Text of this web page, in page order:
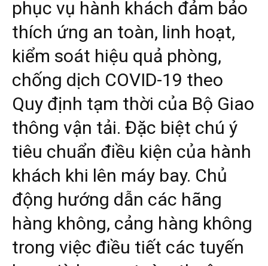
phục vụ hành khách đảm bảo
thích ứng an toàn, linh hoạt,
kiểm soát hiệu quả phòng,
chống dịch COVID-19 theo
Quy định tạm thời của Bộ Giao
thông vận tải. Đặc biệt chú ý
tiêu chuẩn điều kiện của hành
khách khi lên máy bay. Chủ
động hướng dẫn các hãng
hàng không, cảng hàng không
trong việc điều tiết các tuyến